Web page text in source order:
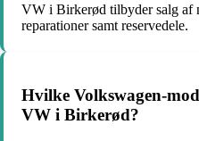
VW i Birkerød tilbyder salg af
reparationer samt reservedele.
Hvilke Volkswagen-
VW i Birkerød?